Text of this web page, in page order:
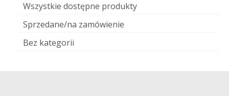
Wszystkie dostępne produkty
Sprzedane/na zamówienie
Bez kategorii